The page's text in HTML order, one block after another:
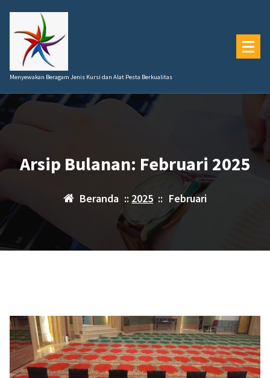
konten
Menyewakan Beragam Jenis Kursi dan Alat Pesta Berkualitas
Arsip Bulanan: Februari 2025
Beranda :: 2025:: Februari